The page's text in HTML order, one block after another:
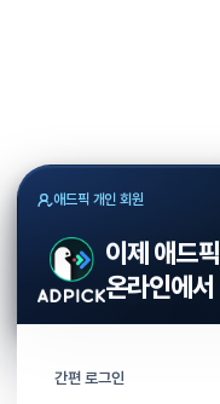
애드픽 개인 회원
이제 애드
온라인에
간편 로그인